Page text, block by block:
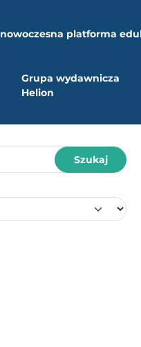
nowoczesna platforma
Grupa wydawnicza
Helion
Szukaj